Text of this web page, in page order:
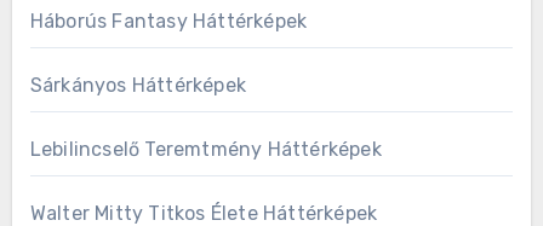
Háborús Fantasy Háttérképek
Sárkányos Háttérképek
Lebilincselő Teremtmény Háttérképek
Walter Mitty Titkos Élete Háttérképek